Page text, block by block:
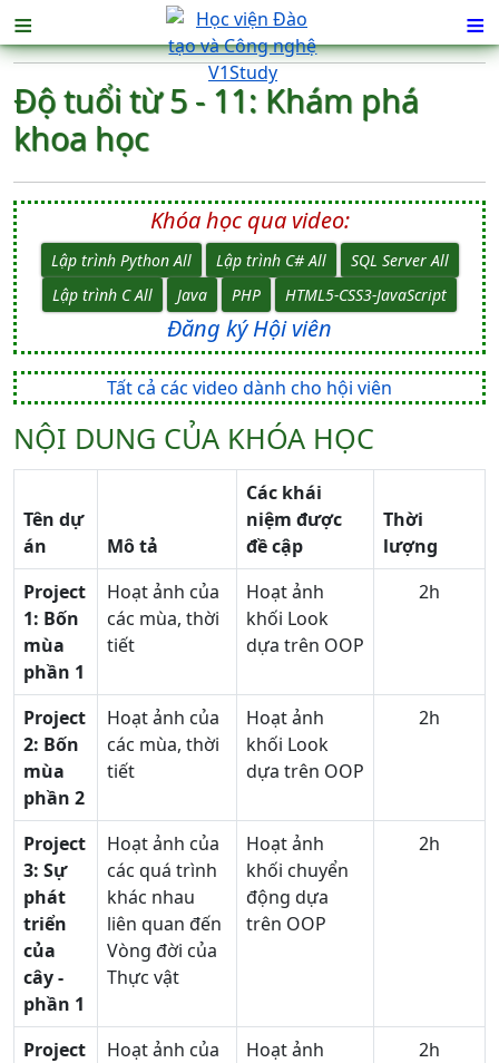
≡ ≡
Độ tuổi từ 5 - 11: Khám phá
khoa học
Khóa học qua video:
Lập trình Python All Lập trình C# All
SQL Server All
Lập trình C All
Java PHP HTML5-CSS3-JavaScript
Đăng ký Hội viên
Tất cả các video dành cho hội viên
NỘI DUNG CỦA KHÓA HỌC
Tên dự
án
Mô tả
Các khái
niệm được
đề cập
Thời
lượng
Project
1: Bốn
mùa
phần 1
Hoạt ảnh của
các mùa, thời
tiết
Hoạt ảnh
khối Look
dựa trên OOP
2h
Project
2: Bốn
mùa
phần 2
Hoạt ảnh của
các mùa, thời
tiết
Hoạt ảnh
khối Look
dựa trên OOP
2h
Project
3: Sự
phát
triển
của
cây -
phần 1
Hoạt ảnh của
các quá trình
khác nhau
liên quan đến
Vòng đời của
Thực vật
Hoạt ảnh
khối chuyển
động dựa
trên OOP
2h
Project
Hoạt ảnh của
Hoạt ảnh
2h